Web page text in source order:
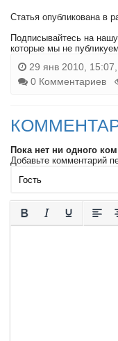
Статья опубликована в
Подписывайтесь на нашу
которые мы не
29 янв 2010, 15:07,
0 Комментариев
Пока нет ни одного
Добавьте комментарий